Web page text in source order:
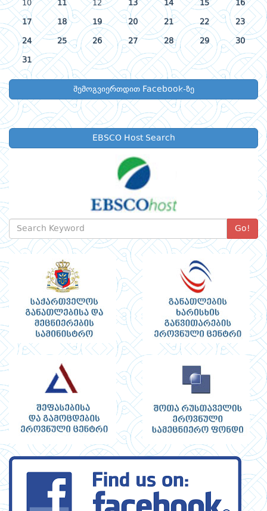
10 11 12 13 14 15 16
17 18 19 20 21 22 23
24 25 26 27 28 29 30
31
შემოგვიერთდით Facebook-ზე
EBSCO Host Search
Go!